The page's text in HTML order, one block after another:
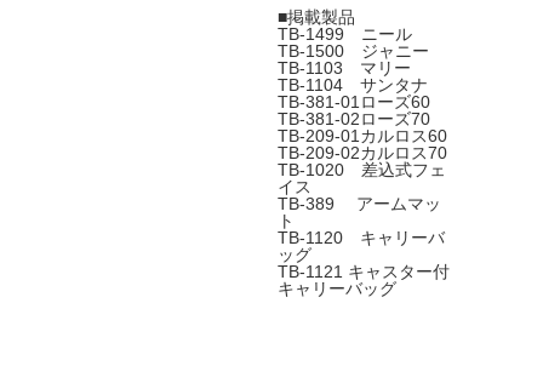
■掲載製品
TB-1499 ニール
TB-1500 ジャニー
TB-1103 マリー
TB-1104 サンタナ
TB-381-01ローズ60
TB-381-02ローズ70
TB-209-01カルロス60
TB-209-02カルロス70
TB-1020 差込式フェ
イス
TB-389 アームマッ
ト
TB-1120 キャリーバ
ッグ
TB-1121 キャスター付
キャリーバッグ